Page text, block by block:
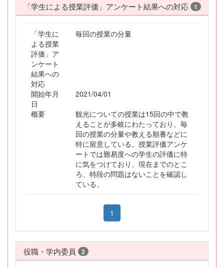
「学生による授業評価」アンケート結果への対応 1
「学生に
よる授業
評価」ア
ンケート
結果への
対応
毎回の授業の分量
開始年月
日
2021/04/01
概要
観光についての授業は15回の中で教
えることが多岐にわたっており、毎
回の授業の分量や教える順番などに
特に留意している。授業評価アンケ
ートでは難易度への学生の評価に特
に気をつけており、現在までのとこ
ろ、特段の問題はないことを確認し
ている。
1
役職・学内委員 2